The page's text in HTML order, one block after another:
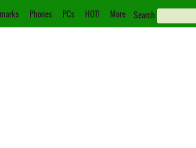
Phones PCs HOT! More Search